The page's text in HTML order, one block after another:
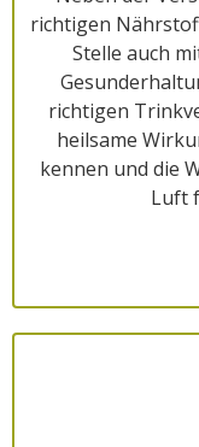
richtigen
Stelle auch
richtigen
heilsame
kennen und die
Luft